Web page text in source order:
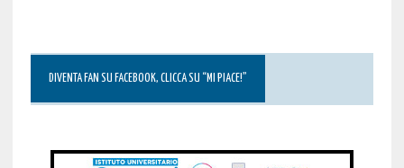
DIVENTA FAN SU FACEBOOK, CLICCA SU “MI PIACE!”